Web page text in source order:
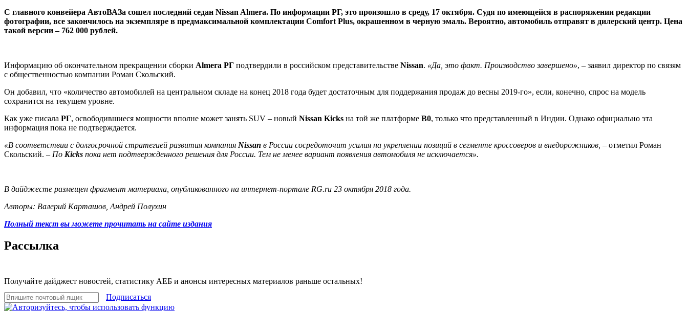
С главного конвейера АвтоВАЗа сошел последний седан Nissan Almera. По информации РГ, это произошло в среду, 17 октября. Судя по имеющейся в распоряжении редакции
фотографии, все закончилось на экземпляре в предмаксимальной комплектации Comfort Plus, окрашенном в черную эмаль. Вероятно, автомобиль отправят в дилерский центр. Цена
такой версии – 762 000 рублей.
Информацию об окончательном прекращении сборки Almera РГ подтвердили в российском представительстве Nissan. «Да, это факт. Производство завершено», – заявил директор по связям
с общественностью компании Роман Скольский.
Он добавил, что «количество автомобилей на центральном складе на конец 2018 года будет достаточным для поддержания продаж до весны 2019-го», если, конечно, спрос на модель
сохранится на текущем уровне.
Как уже писала РГ, освободившиеся мощности вполне может занять SUV – новый Nissan Kicks на той же платформе B0, только что представленный в Индии. Однако официально эта
информация пока не подтверждается.
«В соответствии с долгосрочной стратегией развития компания Nissan в России сосредоточит усилия на укреплении позиций в сегменте кроссоверов и внедорожников, – отметил Роман
Скольский. – По Kicks пока нет подтвержденного решения для России. Тем не менее вариант появления автомобиля не исключается».
В дайджесте размещен фрагмент материала, опубликованного на интернет-портале RG.ru 23 октября 2018 года.
Авторы: Валерий Карташов, Андрей Полухин
Полный текст вы можете прочитать на сайте издания
Рассылка
Получайте дайджест новостей, статистику АЕБ и анонсы интересных материалов раньше остальных!
Подписаться